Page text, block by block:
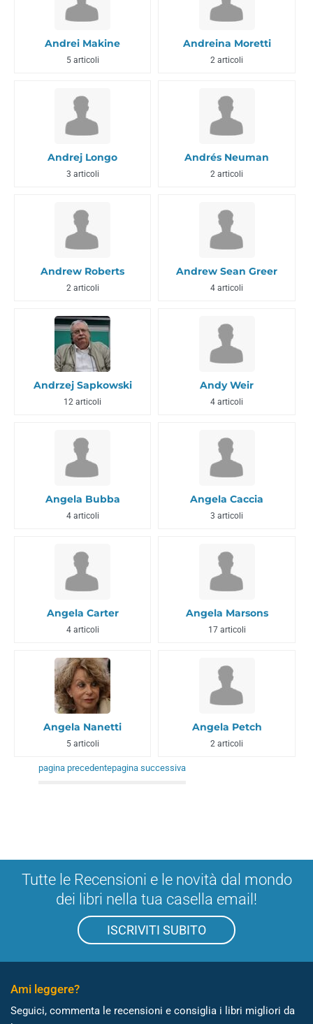
Andrei Makine
5 articoli
Andreina Moretti
2 articoli
Andrej Longo
3 articoli
Andrés Neuman
2 articoli
Andrew Roberts
2 articoli
Andrew Sean Greer
4 articoli
Andrzej Sapkowski
12 articoli
Andy Weir
4 articoli
Angela Bubba
4 articoli
Angela Caccia
3 articoli
Angela Carter
4 articoli
Angela Marsons
17 articoli
Angela Nanetti
5 articoli
Angela Petch
2 articoli
pagina precedentepagina successiva
Tutte le Recensioni e le novità dal mondo
dei libri nella tua casella email!
ISCRIVITI SUBITO
Ami leggere?
Seguici, commenta le recensioni e consiglia i libri migliori da